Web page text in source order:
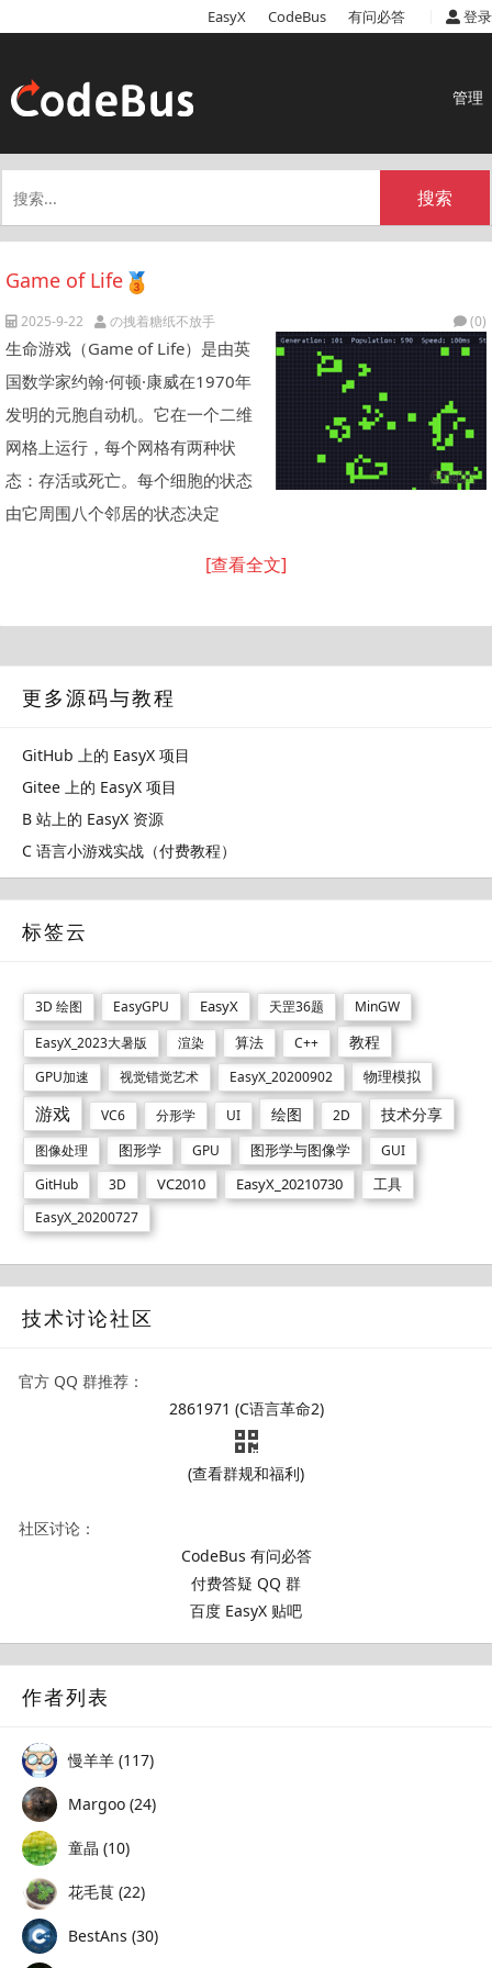
EasyX CodeBus 有问必答 登录
管理
Game of Life
2025-9-22 の拽着糖纸不放手 (0)
生命游戏（Game of Life）是由英
国数学家约翰·何顿·康威在1970年
发明的元胞自动机。它在一个二维
网格上运行，每个网格有两种状
态：存活或死亡。每个细胞的状态
由它周围八个邻居的状态决定
[查看全文]
搜索
更多源码与教程
GitHub 上的 EasyX 项目
Gitee 上的 EasyX 项目
B 站上的 EasyX 资源
C 语言小游戏实战（付费教程）
标签云
3D 绘图 EasyGPU EasyX 天罡36题
MinGW
EasyX_2023大暑版
渲染 算法 C++ 教程
GPU加速 视觉错觉艺术 EasyX_20200902 物理模拟
游戏 VC6 分形学 UI 绘图 2D 技术分享
图像处理 图形学 GPU 图形学与图像学
GUI
GitHub
3D VC2010 EasyX_20210730 工具
EasyX_20200727
技术讨论社区
官方 QQ 群推荐：
2861971 (C语言革命2)
(查看群规和福利)
社区讨论：
CodeBus 有问必答
付费答疑 QQ 群
百度 EasyX 贴吧
作者列表
慢羊羊 (117)
Margoo (24)
童晶 (10)
花毛茛 (22)
BestAns (30)